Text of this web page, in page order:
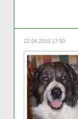
22.04.2010 17:50